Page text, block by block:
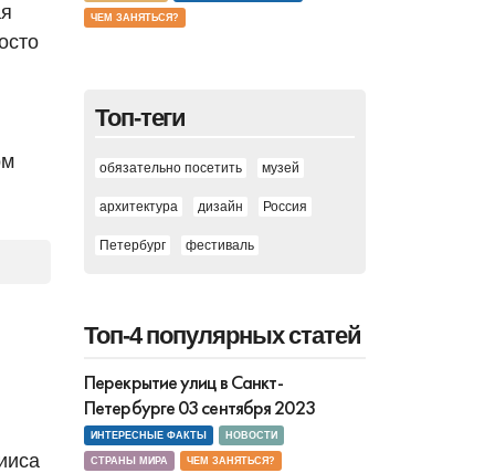
ЧЕМ ЗАНЯТЬСЯ?
Топ-теги
обязательно посетить музей
архитектура дизайн Россия
Петербург фестиваль
Топ-4 популярных статей
Перекрытие улиц в Санкт-
Петербурге 03 сентября 2023
ИНТЕРЕСНЫЕ ФАКТЫ НОВОСТИ
СТРАНЫ МИРА ЧЕМ ЗАНЯТЬСЯ?